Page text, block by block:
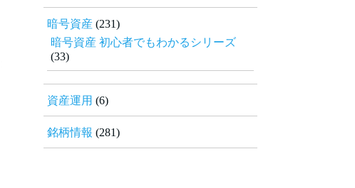
暗号資産 (231)
暗号資産 初心者でもわかるシリーズ
(33)
資産運用 (6)
銘柄情報 (281)